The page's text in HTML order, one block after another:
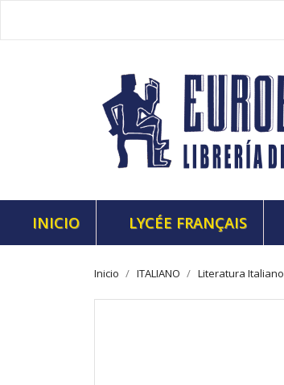
INICIO LYCÉE FRANÇAIS
Inicio ITALIANO Literatura Italiano